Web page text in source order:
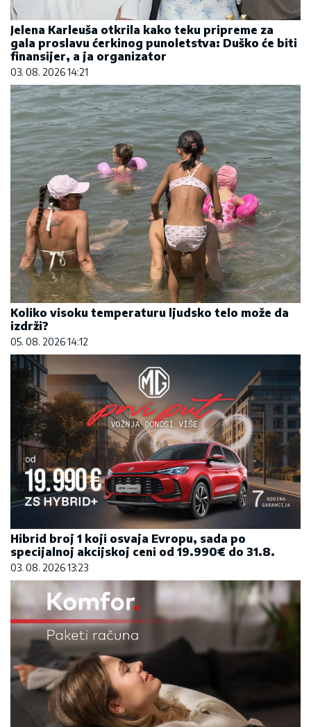
Jelena Karleuša otkrila kako teku pripreme za
gala proslavu ćerkinog punoletstva: Duško će biti
finansijer, a ja organizator
03. 08. 2026 14:21
Koliko visoku temperaturu ljudsko telo može da
izdrži?
05. 08. 2026 14:12
Hibrid broj 1 koji osvaja Evropu, sada po
specijalnoj akcijskoj ceni od 19.990€ do 31.8.
03. 08. 2026 13:23